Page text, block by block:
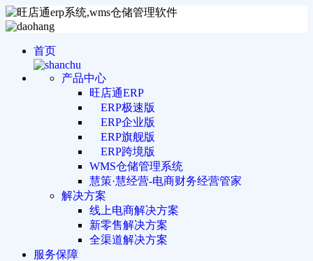
首页
产品中心
旺店通ERP
ERP极速版
ERP企业版
ERP旗舰版
ERP跨境版
WMS仓储管理系统
慧策·慧经营-电商财务经营管家
解决方案
线上电商解决方案
新零售解决方案
全渠道解决方案
服务保障